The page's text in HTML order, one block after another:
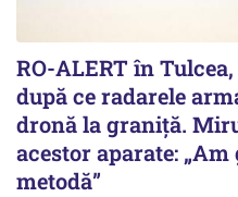
RO-ALERT în
după ce radarele
dronă la graniță.
acestor aparate:
metodă”